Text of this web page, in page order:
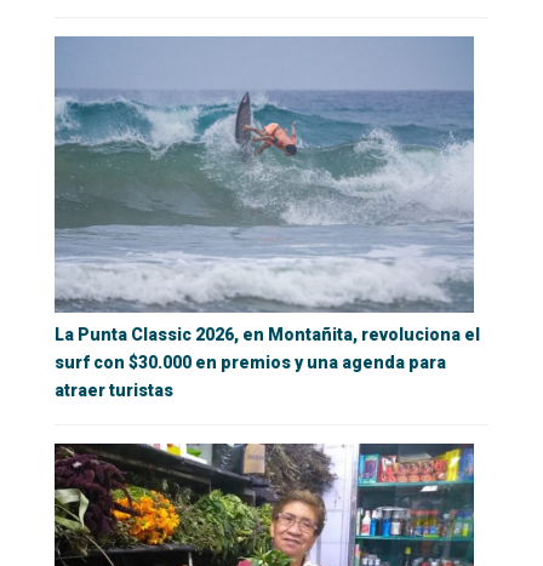
La Punta Classic 2026, en Montañita, revoluciona el
surf con $30.000 en premios y una agenda para
atraer turistas